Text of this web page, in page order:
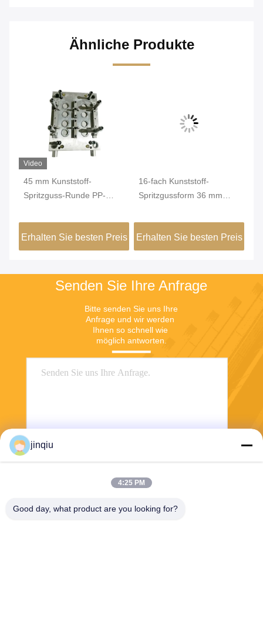
Ähnliche Produkte
Video
45 mm Kunststoff-
Spritzguss-Runde PP-
Spritzguss
Erhalten Sie besten Preis
16-fach Kunststoff-
Spritzgussform 36 mm
Spritzguss
Erhalten Sie besten Preis
Senden Sie Ihre Anfrage
Bitte senden Sie uns Ihre
Anfrage und wir werden
Ihnen so schnell wie
möglich antworten.
jinqiu
4:25 PM
Good day, what product are you looking for?